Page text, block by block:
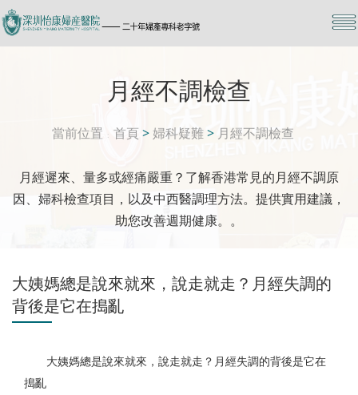
月經不調檢查
當前位置 首頁 >婦科疑難> 月經不調檢查
月經遲來、量多或經痛嚴重？了解香港常見的月經不調原
因、婦科檢查項目，以及中西醫調理方法。提供實用建議，
助您改善週期健康。。
大姨媽總是說來就來，說走就走？月經失調的
背後是它在搗亂
大姨媽總是說來就來，說走就走？月經失調的背後是它在
搗亂